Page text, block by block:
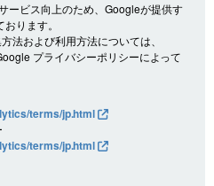
ービス向上のため、Googleが提供す
ります。
法および利用方法については、
プライバシーポリシーによって
terms/jp.html
terms/jp.html